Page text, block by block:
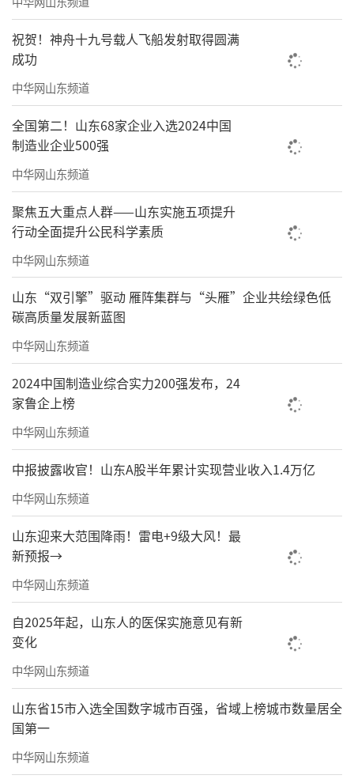
祝贺！神舟十九号载人飞船发射取得圆满
成功
中华网山东频道
全国第二！山东68家企业入选2024中国
制造业企业500强
中华网山东频道
聚焦五大重点人群——山东实施五项提升
行动全面提升公民科学素质
中华网山东频道
山东“双引擎”驱动 雁阵集群与“头雁”企业共绘绿色低
碳高质量发展新蓝图
中华网山东频道
2024中国制造业综合实力200强发布，24
家鲁企上榜
中华网山东频道
中报披露收官！山东A股半年累计实现营业收入1.4万亿
中华网山东频道
山东迎来大范围降雨！雷电+9级大风！最
新预报→
中华网山东频道
自2025年起，山东人的医保实施意见有新
变化
中华网山东频道
山东省15市入选全国数字城市百强，省域上榜城市数量居全
国第一
中华网山东频道